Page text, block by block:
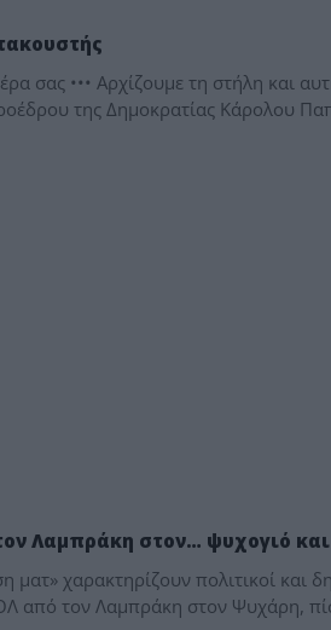
σας ••• Αρχίζουμε τη στήλη και
της Δημοκρατίας Κάρολου
Λαμπράκη στον… ψυχογιό
ματ» χαρακτηρίζουν πολιτικοί και
από τον Λαμπράκη στον Ψυχάρη,